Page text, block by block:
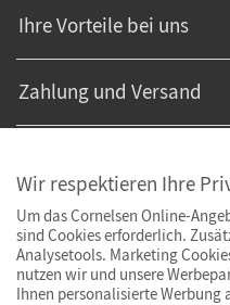
Ihre Vorteile bei uns
Zahlung und Versand
Wir respektieren Ihre
Um das Cornelsen Online-
sind Cookies erforderlich.
Analysetools. Marketing
nutzen wir und unsere
Ihnen personalisierte Werbung